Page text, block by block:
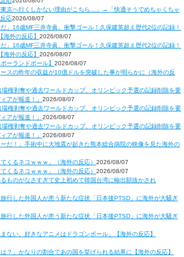
京へ行くしかない理由がこちら…」→「快適そうでめちゃくちゃ
応2026/08/07
」16歳MF三井寺眞、衝撃ゴール！久保建英超え歴代2位の記録！
外の反応】 2026/08/07
」16歳MF三井寺眞、衝撃ゴール！久保建英超え歴代2位の記録！
外の反応】 2026/08/07
ーランドボール】 2026/08/07
ースの昨年の収益が10億ドルを突破した事が明らかに（海外の反
権剥奪や過去ワールドカップ、オリンピック予選の記録削除を要
アが報道！」 2026/08/07
権剥奪や過去ワールドカップ、オリンピック予選の記録削除を要
アが報道！」 2026/08/07
権剥奪や過去ワールドカップ、オリンピック予選の記録削除を要
アが報道！」 2026/08/07
だ！」手術中に大地震が起きた熊本総合病院の映像を見た海外の
くるネコｗｗｗ」（海外の反応） 2026/08/07
くるネコｗｗｗ」（海外の反応） 2026/08/07
ものがなさすぎて史上初めて韓国台湾に輸出額抜かされ
行した外国人が患う新たな症状「日本後PTSD」に海外が大騒ぎ
行した外国人が患う新たな症状「日本後PTSD」に海外が大騒ぎ
ない。好きなアニメはドラゴンボール」【海外の反応】
？」かなりの割合であの国を挙げられる結果に【海外の反応】